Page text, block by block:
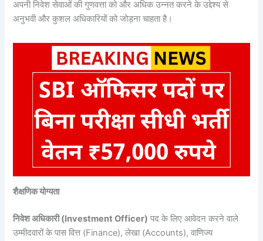
अपनी निवेश सेवाओं की गुणवत्ता को और अधिक उन्नत करने के उद्देश्य से
अनुभवी और कुशल अधिकारियों को जोड़ना चाहता है।
शैक्षणिक योग्यता
निवेश अधिकारी (Investment Officer) पद के लिए आवेदन करने वाले
उम्मीदवारों के पास वित्त (Finance), लेखा (Accounts), वाणिज्य